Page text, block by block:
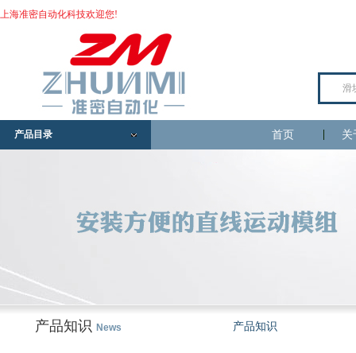
上海准密自动化科技欢迎您!
产品目录 首页 关
产品知识 News 产品知识